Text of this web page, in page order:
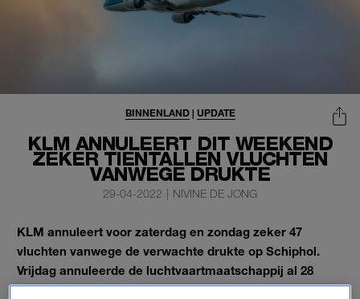
KLM ANNULEERT DIT WEEKEND
ZEKER TIENTALLEN VLUCHTEN
VANWEGE DRUKTE
BINNENLAND| UPDATE
29-04-2022 | NIVINE DE JONG
KLM annuleert voor zaterdag en zondag zeker 47
vluchten vanwege de verwachte drukte op Schiphol.
Vrijdag annuleerde de luchtvaartmaatschappij al 28
zogeheten retourvluchten.